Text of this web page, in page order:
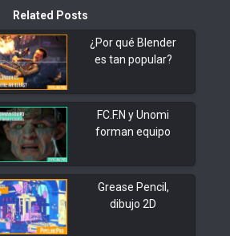
Related Posts
¿Por qué Blender
es tan popular?
FC.F.N y Unomi
forman equipo
Grease Pencil,
dibujo 2D